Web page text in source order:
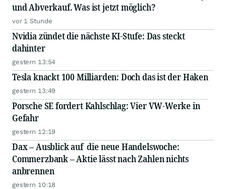
und Abverkauf. Was ist jetzt möglich?
vor 1 Stunde
Nvidia zündet die nächste KI-Stufe: Das steckt
dahinter
gestern 13:54
Tesla knackt 100 Milliarden: Doch das ist der Haken
gestern 13:49
Porsche SE fordert Kahlschlag: Vier VW-Werke in
Gefahr
gestern 12:19
Dax – Ausblick auf die neue Handelswoche:
Commerzbank – Aktie lässt nach Zahlen nichts
anbrennen
gestern 10:18